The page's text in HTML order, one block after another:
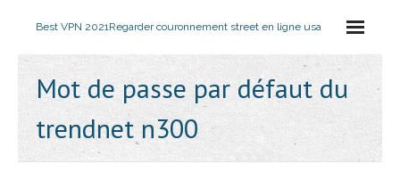
Best VPN 2021Regarder couronnement street en ligne usa
Mot de passe par défaut du
trendnet n300